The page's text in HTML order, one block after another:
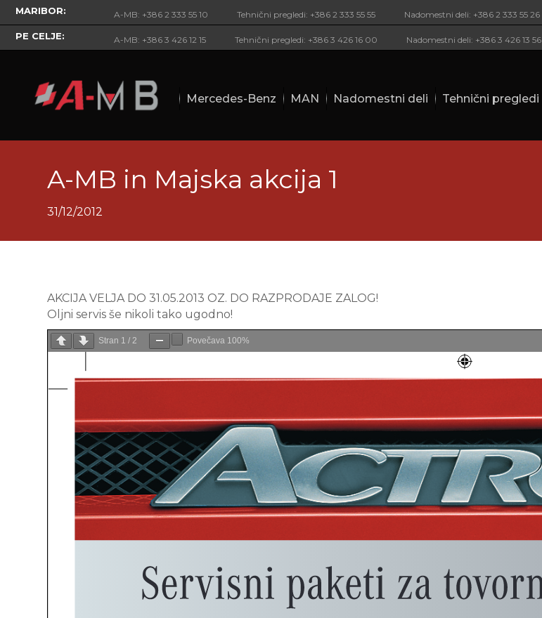
MARIBOR: A-MB: +386 2 333 55 10 Tehnični pregledi: +386 2 333 55 55 Nadomestni deli: +386 2 333 55 26
PE CELJE: A-MB: +386 3 426 12 15 Tehnični pregledi: +386 3 426 16 00 Nadomestni deli: +386 3 426 13 56
Mercedes-Benz MAN Nadomestni deli Tehnični pregledi
A-MB in Majska akcija 1
31/12/2012
AKCIJA VELJA DO 31.05.2013 OZ. DO RAZPRODAJE ZALOG!
Oljni servis še nikoli tako ugodno!
Stran 1 / 2 Povečava 100%